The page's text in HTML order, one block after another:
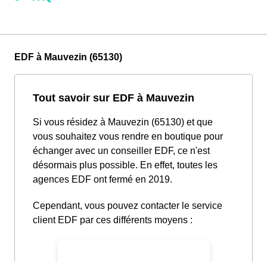
EDF à Mauvezin (65130)
Tout savoir sur EDF à Mauvezin
Si vous résidez à Mauvezin (65130) et que
vous souhaitez vous rendre en boutique pour
échanger avec un conseiller EDF, ce n'est
désormais plus possible. En effet, toutes les
agences EDF ont fermé en 2019.
Cependant, vous pouvez contacter le service
client EDF par ces différents moyens :